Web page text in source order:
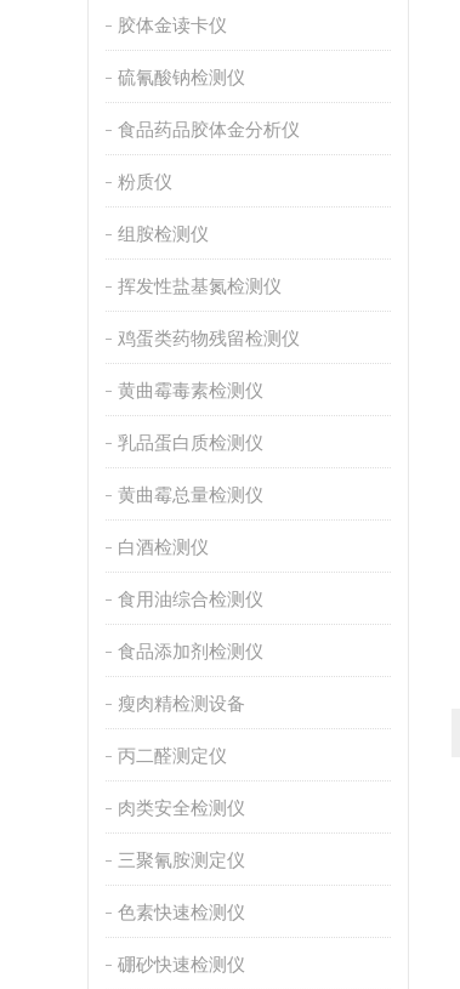
胶体金读卡仪
硫氰酸钠检测仪
食品药品胶体金分析仪
粉质仪
组胺检测仪
挥发性盐基氮检测仪
鸡蛋类药物残留检测仪
黄曲霉毒素检测仪
乳品蛋白质检测仪
黄曲霉总量检测仪
白酒检测仪
食用油综合检测仪
食品添加剂检测仪
瘦肉精检测设备
丙二醛测定仪
肉类安全检测仪
三聚氰胺测定仪
色素快速检测仪
硼砂快速检测仪